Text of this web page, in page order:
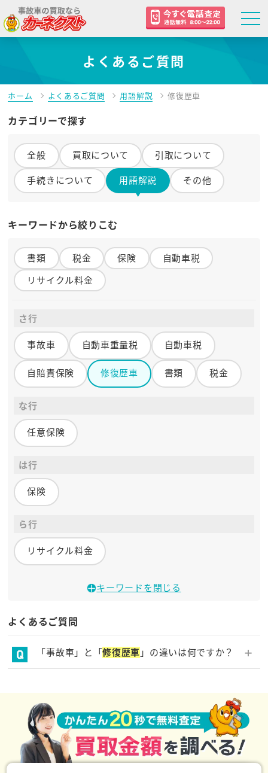
よくあるご質問
ホーム よくあるご質問 用語解説 修復歴車
カテゴリーで探す
全般 買取について
引取について
手続きについて
用語解説 その他
キーワードから絞りこむ
書類 税金 保険
自動車税
リサイクル料金
さ行
事故車 自動車重量税 自動車税
自賠責保険 修復歴車 書類 税金
な行
任意保険
は行
保険
ら行
リサイクル料金
キーワードを閉じる
よくあるご質問
「事故車」と「修復歴車 」の違いは何ですか？
車」という呼び方をします。ただし、 修復歴車は「自
動車の基幹部（フレームなど）を修復したことがある
車」という定義のため、事故にあっていても、フレー
ム等の修復がない場合は修復歴車ではありません。例
えどれだけボロボロに見えていても、フレーム等が歪